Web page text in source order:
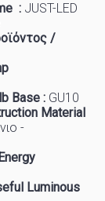
: JUST-LED
/
Base : GU10
Material
-
Luminous